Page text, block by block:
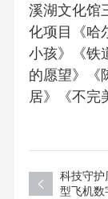
溪湖文化馆
化项目《哈
小孩》《铁
的愿望》《
居》《不完
科技守
型飞机数